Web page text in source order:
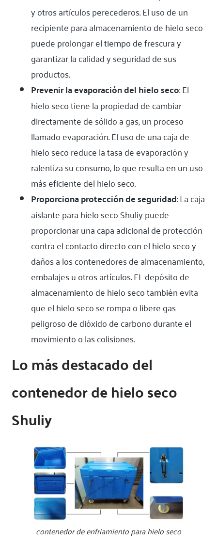
y otros artículos perecederos. El uso de un
recipiente para almacenamiento de hielo seco
puede prolongar el tiempo de frescura y
garantizar la calidad y seguridad de sus
productos.
Prevenir la evaporación del hielo seco: El
hielo seco tiene la propiedad de cambiar
directamente de sólido a gas, un proceso
llamado evaporación. El uso de una caja de
hielo seco reduce la tasa de evaporación y
ralentiza su consumo, lo que resulta en un uso
más eficiente del hielo seco.
Proporciona protección de seguridad: La caja
aislante para hielo seco Shuliy puede
proporcionar una capa adicional de protección
contra el contacto directo con el hielo seco y
daños a los contenedores de almacenamiento,
embalajes u otros artículos. EL depósito de
almacenamiento de hielo seco también evita
que el hielo seco se rompa o libere gas
peligroso de dióxido de carbono durante el
movimiento o las colisiones.
Lo más destacado del
contenedor de hielo seco
Shuliy
contenedor de enfriamiento para hielo seco